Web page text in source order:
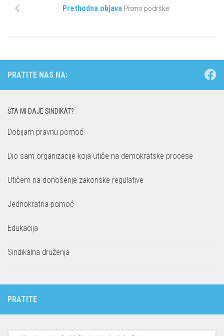
Prethodna objava Pismo podrške
PRATITE NAS NA:
ŠTA MI DAJE SINDIKAT?
Dobijam pravnu pomoć
Dio sam organizacije koja utiče na demokratske procese
Utičem na donošenje zakonske regulative
Jednokratna pomoć
Edukacija
Sindikalna druženja
PRATITE